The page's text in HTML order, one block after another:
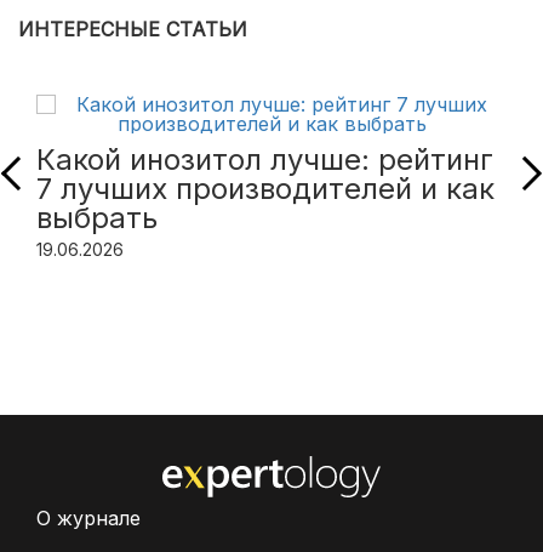
ИНТЕРЕСНЫЕ СТАТЬИ
Какой инозитол лучше: рейтинг
7 лучших производителей и как
выбрать
19.06.2026
О журнале